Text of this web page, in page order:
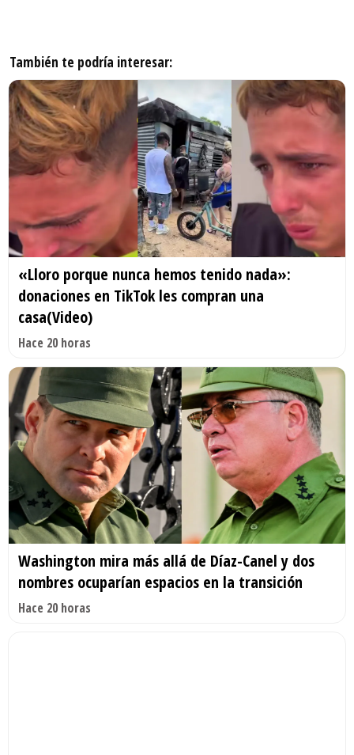
También te podría interesar:
«Lloro porque nunca hemos tenido nada»:
donaciones en TikTok les compran una
casa(Video)
Hace 20 horas
Washington mira más allá de Díaz-Canel y dos
nombres ocuparían espacios en la transición
Hace 20 horas